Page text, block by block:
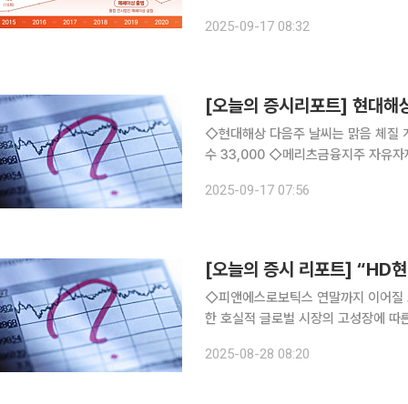
해 총 86회 전시회를 개최하며 전시
2025-09-17 08:32
[오늘의 증시리포트] 현대해
◇현대해상 다음주 날씨는 맑음 체질
수 33,000 ◇메리츠금융지주 자유자
적으로 증명하다 전시주최업 구조적
2025-09-17 07:56
◇피앤에스로보틱스 연말까지 이어질 고성장 기조 보행재활로봇 전문 기업 해외 판매 호조세를 통
한 호실적 글로벌 시장의 고성장에 따른 온전한 수혜 전망 윤철환 한국투자 ◇하이젠알앤엠 연말로
2025-08-28 08:20